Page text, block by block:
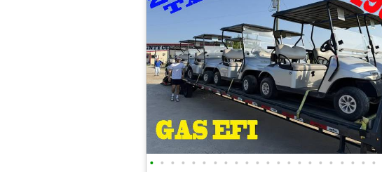
• • • • • • • • • • • • • • • • • • • • • •